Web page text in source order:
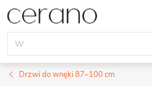
Przejść
do
treści
Drzwi do wnęki 87–100 cm